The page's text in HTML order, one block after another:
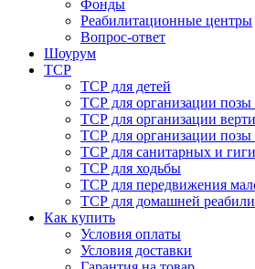
Фонды
Реабилитационные центры
Вопрос-ответ
Шоурум
ТСР
ТСР для детей
ТСР для организации позы
ТСР для организации
ТСР для организации позы
ТСР для санитарных и
ТСР для ходьбы
ТСР для передвижения
ТСР для домашней
Как купить
Условия оплаты
Условия доставки